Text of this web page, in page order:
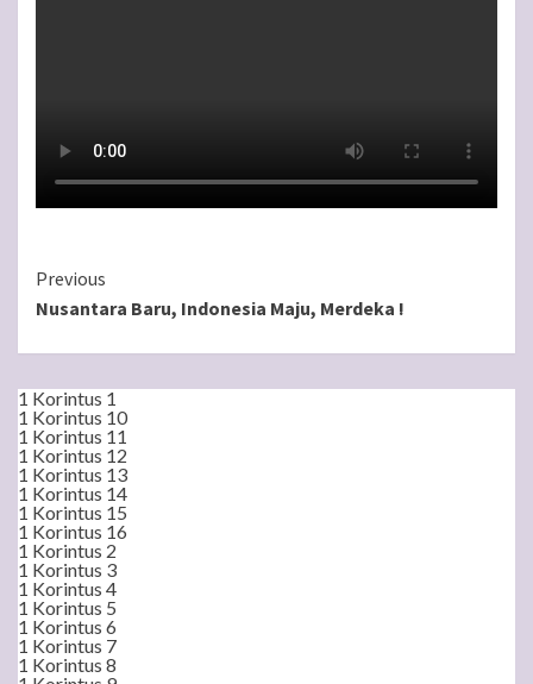
Continue
Reading
Previous
Nusantara Baru, Indonesia Maju, Merdeka !
1 Korintus 1
1 Korintus 10
1 Korintus 11
1 Korintus 12
1 Korintus 13
1 Korintus 14
1 Korintus 15
1 Korintus 16
1 Korintus 2
1 Korintus 3
1 Korintus 4
1 Korintus 5
1 Korintus 6
1 Korintus 7
1 Korintus 8